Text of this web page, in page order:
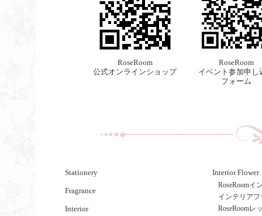
RoseRoom
公式オンラインショップ
RoseRoom
イベント参加申し
フォーム
Stationery
Fragrance
Interior
Interior Flower
RoseRoomイ
インテリア
RoseRoomレ